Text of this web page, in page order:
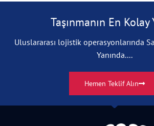
Taşınmanın En Kolay
Uluslararası lojistik operasyonlarında
Yanında....
Hemen Teklif Alın